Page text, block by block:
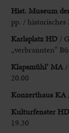
Hist. Museum
pp. /
Karlsplatz HD /
„verbrannten“
Klapsmühl’ MA
20.00
Konzerthaus KA
Kulturfenster HD
19.30